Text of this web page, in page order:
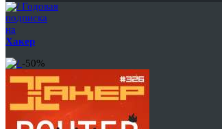
Годовая
подписка
на
Хакер
-50%